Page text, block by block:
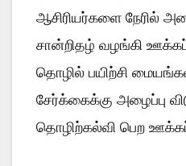
ஆசிரியர்களை நேரில்
சான்றிதழ் வழங்கி
தொழில் பயிற்சி
சேர்க்கைக்கு அழைப்பு
தொழிற்கல்வி பெற